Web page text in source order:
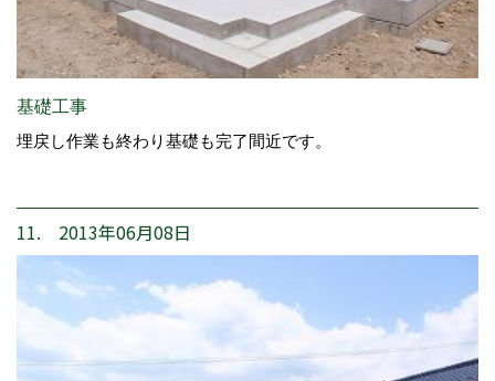
基礎工事
埋戻し作業も終わり基礎も完了間近です。
11. 2013年06月08日